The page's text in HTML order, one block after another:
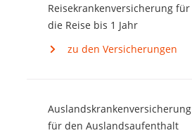
Reisekrankenversicherung für
die Reise bis 1 Jahr
zu den Versicherungen
Auslandskrankenversicherung
für den Auslandsaufenthalt